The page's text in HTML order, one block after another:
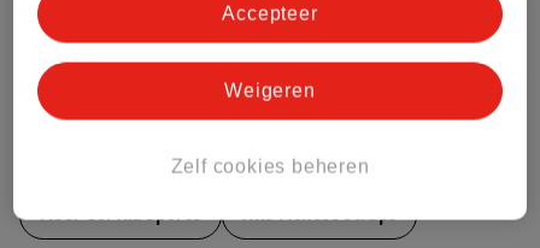
Bestel & Bezorginformatie
MeerGorilla Sports Alle Fitness straps
Zelf cookies beheren
Weigeren
Accepteer